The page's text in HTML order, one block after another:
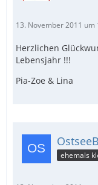
13. November 2011 um
Herzlichen
Lebensjahr !!!
Pia-Zoe & Lina
ehemals